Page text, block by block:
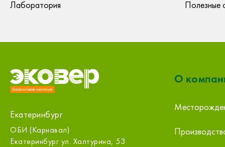
Лаборатория Полезные
Екатеринбург
ОБИ (Карнавал)
Екатеринбург ул. Халтурина, 53
ООО
О